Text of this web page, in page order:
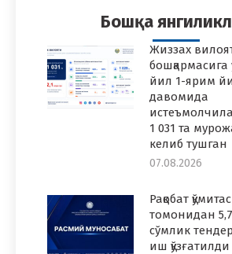
Бошқа
Жиззах
бошқармасига
йил 1-ярим
давомида
1 031 та
келиб тушган
07.08.2026
Рақобат
томонидан
сўмлик
иш қўзғатилди